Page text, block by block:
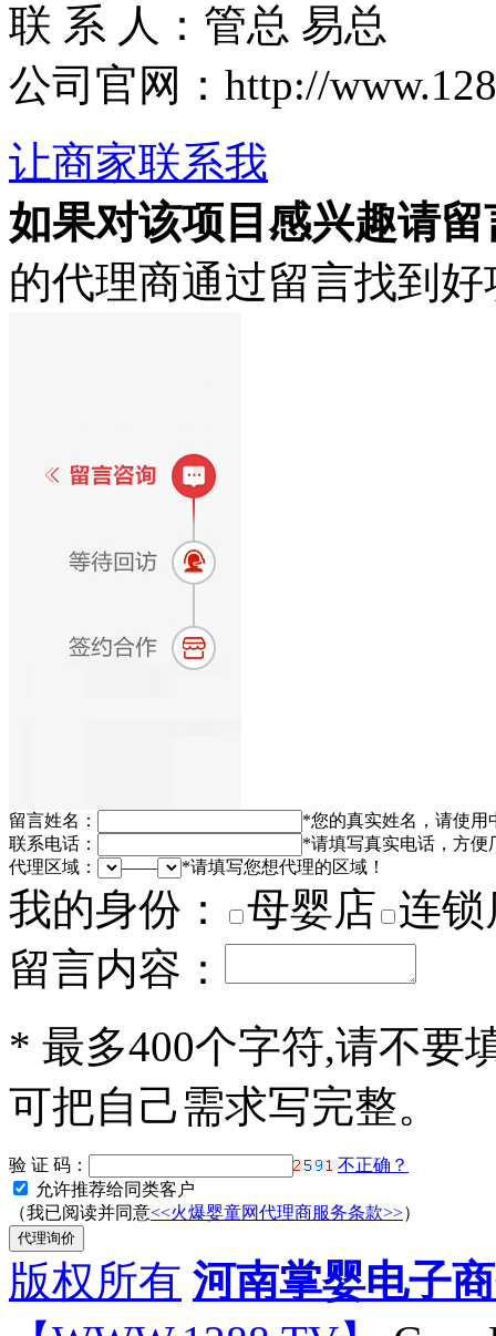
联 系 人：管总 易总
公司官网：http://
让商家联系我
如果对该项目感兴趣请留
的代理商通过留言找到
留言姓名： *您的真实姓名，请使用
联系电话：
*请填写真实电话，方便
代理区域：
—— *请填写您想代理的区域！
我的身份： 母婴店 连锁
留言内容：
* 最多400个字符,请不要
可把自己需求写完整。
验 证 码：
不正确？
允许推荐给同类客户
（我已阅读并同意<<火爆婴童网代理商服务条款>>）
版权所有 河南掌婴电子